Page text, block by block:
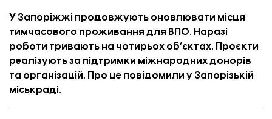
У Запоріжжі продовжують оновлювати місця
тимчасового проживання для ВПО. Наразі
роботи тривають на чотирьох об’єктах. Проєкти
реалізують за підтримки міжнародних донорів
та організацій. Про це повідомили у Запорізькій
міськраді.